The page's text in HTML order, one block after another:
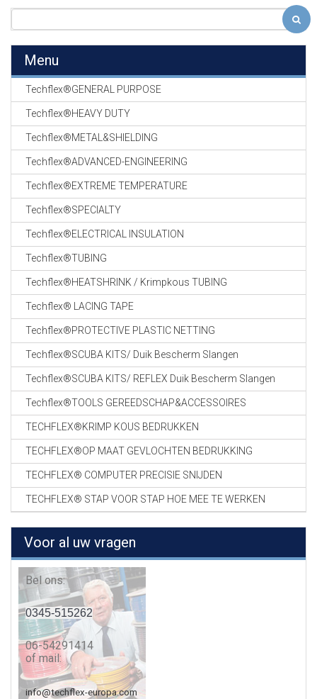
Menu
Techflex®GENERAL PURPOSE
Techflex®HEAVY DUTY
Techflex®METAL&SHIELDING
Techflex®ADVANCED-ENGINEERING
Techflex®EXTREME TEMPERATURE
Techflex®SPECIALTY
Techflex®ELECTRICAL INSULATION
Techflex®TUBING
Techflex®HEATSHRINK / Krimpkous TUBING
Techflex® LACING TAPE
Techflex®PROTECTIVE PLASTIC NETTING
Techflex®SCUBA KITS/ Duik Bescherm Slangen
Techflex®SCUBA KITS/ REFLEX Duik Bescherm Slangen
Techflex®TOOLS GEREEDSCHAP&ACCESSOIRES
TECHFLEX®KRIMP KOUS BEDRUKKEN
TECHFLEX®OP MAAT GEVLOCHTEN BEDRUKKING
TECHFLEX® COMPUTER PRECISIE SNIJDEN
TECHFLEX® STAP VOOR STAP HOE MEE TE WERKEN
Voor al uw vragen
Bel ons:
0345-515262
06-54291414
of mail:
info@techflex-europa.com